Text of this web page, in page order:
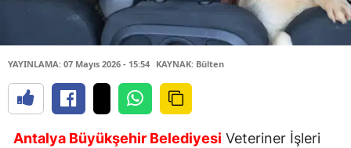
YAYINLAMA: 07 Mayıs 2026 - 15:54 KAYNAK: Bülten
Antalya Büyükşehir Belediyesi Veteriner İşleri